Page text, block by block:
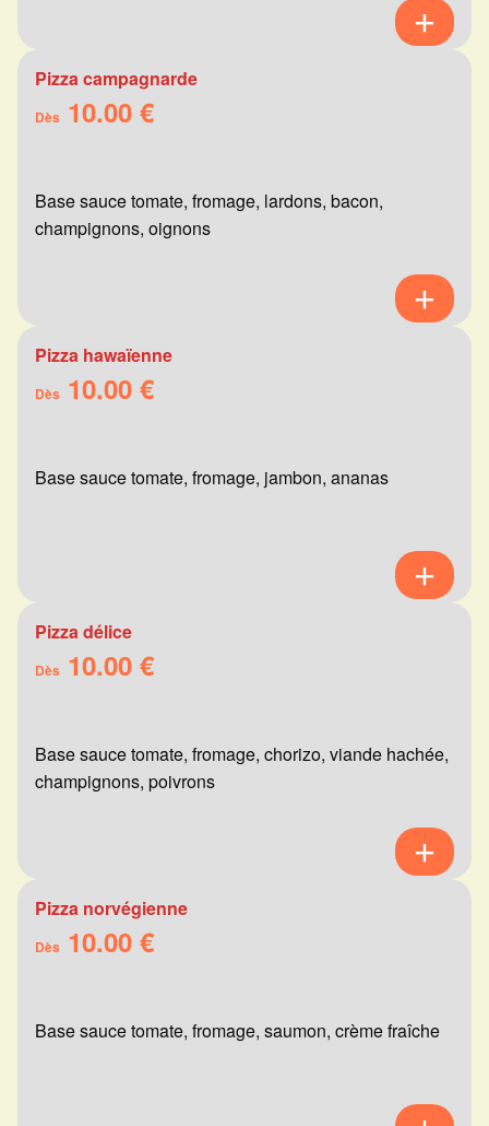
Pizza campagnarde
Dès 10.00 €
Base sauce tomate, fromage, lardons, bacon,
champignons, oignons
Pizza hawaïenne
Dès 10.00 €
Base sauce tomate, fromage, jambon, ananas
Pizza délice
Dès 10.00 €
Base sauce tomate, fromage, chorizo, viande hachée,
champignons, poivrons
Pizza norvégienne
Dès 10.00 €
Base sauce tomate, fromage, saumon, crème fraîche